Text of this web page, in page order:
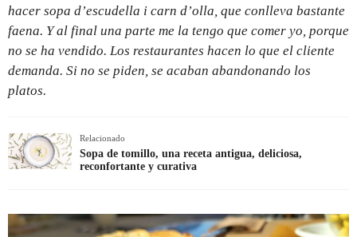
hacer sopa d’escudella i carn d’olla, que conlleva bastante
faena. Y al final una parte me la tengo que comer yo, porque
no se ha vendido. Los restaurantes hacen lo que el cliente
demanda. Si no se piden, se acaban abandonando los
platos.
Relacionado
Sopa de tomillo, una receta antigua, deliciosa,
reconfortante y curativa